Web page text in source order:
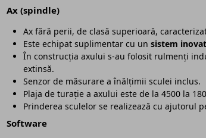
Ax (spindle)
Ax fără perii, de clasă superioară,
Este echipat suplimentar cu un sistem
În construcția axului s-au folosit rulmenți
extinsă.
Senzor de măsurare a înălțimii sculei inclus.
Plaja de turație a axului este de la 4500 la
Prinderea sculelor se realizează cu ajutorul
Software